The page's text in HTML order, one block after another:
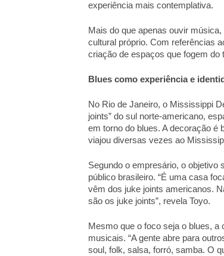
experiência mais contemplativa.
Mais do que apenas ouvir
cultural próprio. Com referências
criação de espaços que fogem do
Blues como experiência e
No Rio de Janeiro, o Mississippi
joints” do sul norte-americano,
em torno do blues. A decoração é
viajou diversas vezes ao
Segundo o empresário, o objetivo
público brasileiro. “É uma casa
vêm dos juke joints americanos.
são os juke joints”, revela Toyo.
Mesmo que o foco seja o blues,
musicais. “A gente abre para
soul, folk, salsa, forró, samba. O